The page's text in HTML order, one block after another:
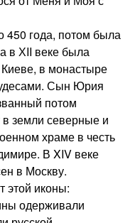
года, потом была
в ХII веке была
в монастыре
Сын Юрия
потом
в земли северные и
храме в честь
В XIV веке
в Москву.
этой иконы:
одерживали